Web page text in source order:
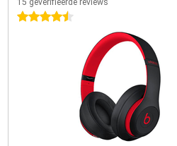
15 geverifieerde reviews
4.5 sterren